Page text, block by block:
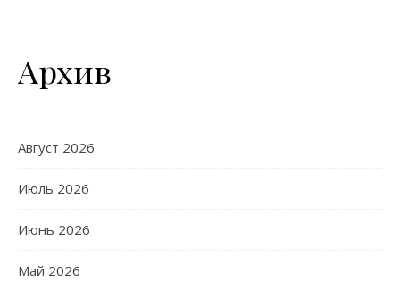
Архив
Август 2026
Июль 2026
Июнь 2026
Май 2026